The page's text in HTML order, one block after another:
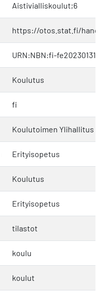
Aistivialliskoulut;6
https://otos.stat.fi/
URN:NBN:fi-
Koulutus
fi
Koulutoimen Ylihallitus
Erityisopetus
Koulutus
Erityisopetus
tilastot
koulu
koulut